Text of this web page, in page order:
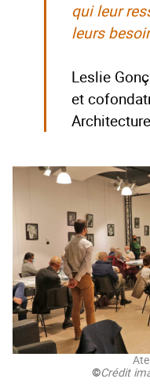
qui leur
leurs
Leslie
et
©Crédit